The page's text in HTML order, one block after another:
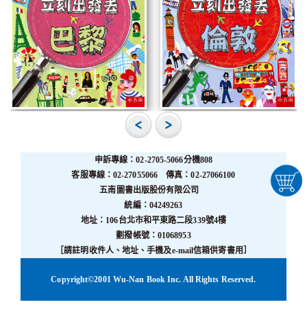
申訴專線：02-2705-5066分機808
客服專線：02-27055066 傳真：02-27066100
五南圖書出版股份有限公司
統編：04249263
地址：106台北市和平東路二段339號4樓
劃撥帳號：01068953
［請註明收件人、地址、手機及e-mail信箱供寄書用］
Copyright©2001 Wu-Nan Book Inc. All Rights Reserved.